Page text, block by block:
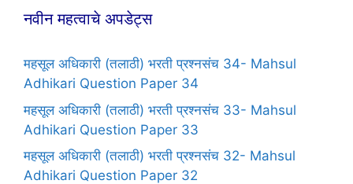
नवीन महत्वाचे अपडेट्स
महसूल अधिकारी (तलाठी) भरती प्रश्नसंच 34- Mahsul
Adhikari Question Paper 34
महसूल अधिकारी (तलाठी) भरती प्रश्नसंच 33- Mahsul
Adhikari Question Paper 33
महसूल अधिकारी (तलाठी) भरती प्रश्नसंच 32- Mahsul
Adhikari Question Paper 32